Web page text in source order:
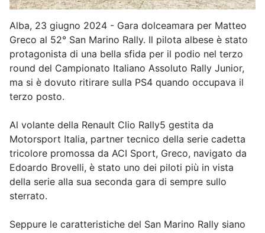
Alba, 23 giugno 2024 - Gara dolceamara per Matteo
Greco al 52° San Marino Rally. Il pilota albese è stato
protagonista di una bella sfida per il podio nel terzo
round del Campionato Italiano Assoluto Rally Junior,
ma si è dovuto ritirare sulla PS4 quando occupava il
terzo posto.
Al volante della Renault Clio Rally5 gestita da
Motorsport Italia, partner tecnico della serie cadetta
tricolore promossa da ACI Sport, Greco, navigato da
Edoardo Brovelli, è stato uno dei piloti più in vista
della serie alla sua seconda gara di sempre sullo
sterrato.
Seppure le caratteristiche del San Marino Rally siano